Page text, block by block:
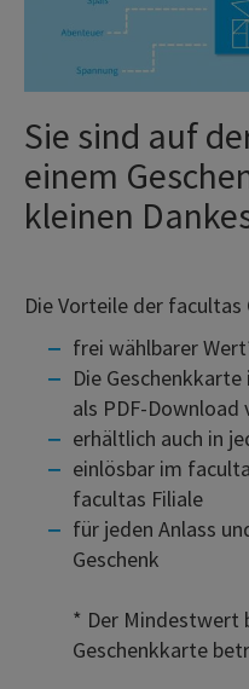
Sie sind auf
einem
kleinen
Die Vorteile der facultas
frei wählbarer
Die
als PDF-Download
erhältlich auch in
einlösbar im
facultas Filiale
für jeden Anlass
Geschenk
* Der Mindestwert
Geschenkkarte